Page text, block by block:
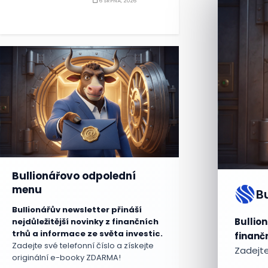
Bullionářovo odpolední
menu
Bullionářův newsletter přináší
nejdůležitější novinky z finančních
trhů a informace ze světa investic.
Zadejte své telefonní číslo a získejte
originální e-booky ZDARMA!